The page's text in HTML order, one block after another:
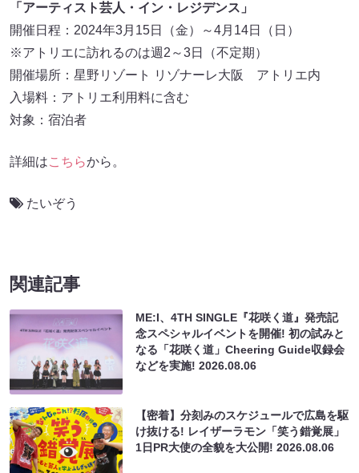
「アーティスト芸人・イン・レジデンス」
開催日程：2024年3月15日（金）～4月14日（日）
※アトリエに訪れるのは週2～3日（不定期）
開催場所：星野リゾート リゾナーレ大阪 アトリエ内
入場料：アトリエ利用料に含む
対象：宿泊者
詳細はこちらから。
たいぞう
関連記事
ME:I、4TH SINGLE『花咲く道』発売記
念スペシャルイベントを開催! 初の試みと
なる「花咲く道」Cheering Guide収録会
などを実施!2026.08.06
【密着】分刻みのスケジュールで広島を駆
け抜ける! レイザーラモン「笑う錯覚展」
1日PR大使の全貌を大公開!2026.08.06